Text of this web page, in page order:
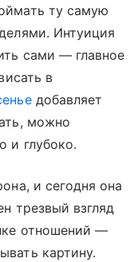
ту самую
Интуиция
сами — главное
в
добавляет
можно
и глубоко.
и сегодня она
трезвый взгляд
отношений —
картину.